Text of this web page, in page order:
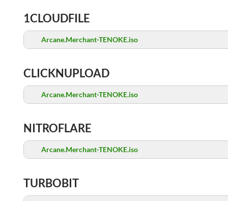
1CLOUDFILE
Arcane.Merchant-TENOKE.iso
CLICKNUPLOAD
Arcane.Merchant-TENOKE.iso
NITROFLARE
Arcane.Merchant-TENOKE.iso
TURBOBIT